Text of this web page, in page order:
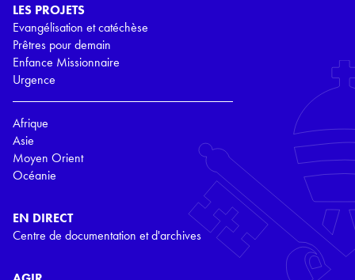
LES PROJETS
Evangélisation et catéchèse
Prêtres pour demain
Enfance Missionnaire
Urgence
Afrique
Asie
Moyen Orient
Océanie
EN DIRECT
Centre de documentation et d'archives